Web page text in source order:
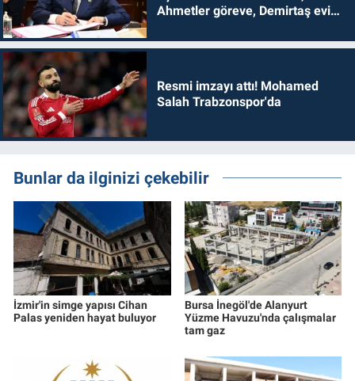
Ahmetler göreve, Demirtaş evine
Resmi imzayı attı! Mohamed
Salah Trabzonspor'da
Bunlar da ilginizi çekebilir
İzmir'in simge yapısı Cihan
Palas yeniden hayat buluyor
Bursa İnegöl'de Alanyurt
Yüzme Havuzu'nda çalışmalar
tam gaz